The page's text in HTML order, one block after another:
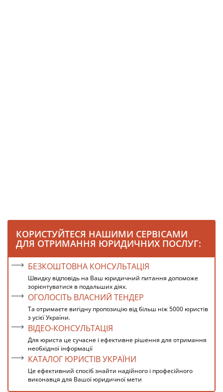
КОРИСТУЙТЕСЯ НАШИМИ СЕРВІСАМИ
ДЛЯ ОТРИМАННЯ ЮРИДИЧНИХ ПОСЛУГ:
БЕЗКОШТОВНА КОНСУЛЬТАЦІЯ
Швидку відповідь на Ваш юридичний питання допоможе
зорієнтуватися в подальших діях.
ОГОЛОСІТЬ ВЛАСНИЙ ТЕНДЕР
Та отримаєте вигідну пропозицію від більш ніж 5000 юристів
з усієї України.
ВІДЕО-КОНСУЛЬТАЦІЯ
Для юриста це сучасне і ефективне рішення для отримання
необхідної інформації
КАТАЛОГ ЮРИСТІВ УКРАЇНИ
Це ефективний спосіб знайти надійного і професійного
виконавця для Вашої юридичної мети